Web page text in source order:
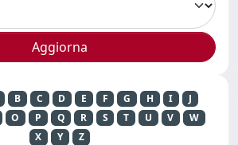
B C D E F G H I
J
O P Q R S T U V
W
X
Y Z